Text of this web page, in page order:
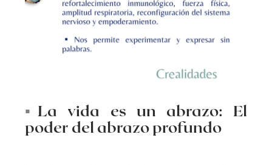
▪︎ La vida es un abrazo: El
poder del abrazo profundo